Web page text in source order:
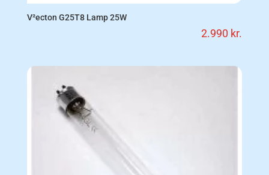
V²ecton G25T8 Lamp 25W
2.990 kr.